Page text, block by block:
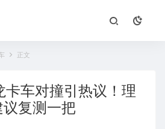
正文
车对撞引热议！理
复测一把